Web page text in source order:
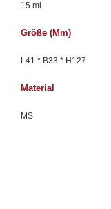
15 ml
Größe (mm)
L41 * B33 * H127
Material
MS